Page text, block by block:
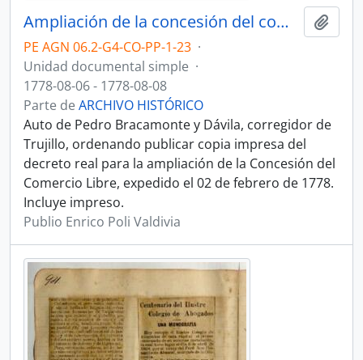
Ampliación de la concesión del comercio libre
PE AGN 06.2-G4-CO-PP-1-23 ·
Unidad documental simple ·
1778-08-06 - 1778-08-08
Parte de ARCHIVO HISTÓRICO
Auto de Pedro Bracamonte y Dávila, corregidor de
Trujillo, ordenando publicar copia impresa del
decreto real para la ampliación de la Concesión del
Comercio Libre, expedido el 02 de febrero de 1778.
Incluye impreso.
Publio Enrico Poli Valdivia